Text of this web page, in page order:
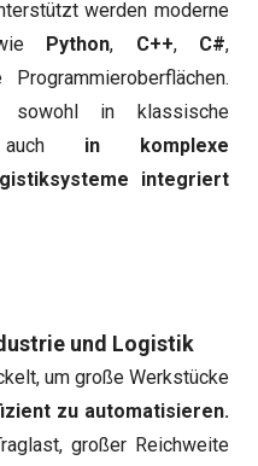
werden moderne
Python, C++, C#,
sowohl in klassische
auch in komplexe
integriert
und Logistik
um große Werkstücke
zu automatisieren.
großer Reichweite